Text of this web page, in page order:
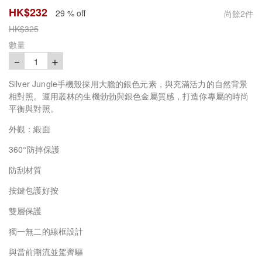
HK$232 29 % off 尚餘2件
HK$325
數量
－ 1 ＋
Silver Jungle手機殼採用大膽的銀色元素，與充滿活力的自然背景
相對照。運用叢林的生機勃勃與銀色金屬質感，打造你專屬的時尚
平衡與對照。
外觀：緞面
360°防摔保護
防刮材質
按鍵包護好按
雙層保護
獨一無二的線框設計
與當前潮流並駕齊驅